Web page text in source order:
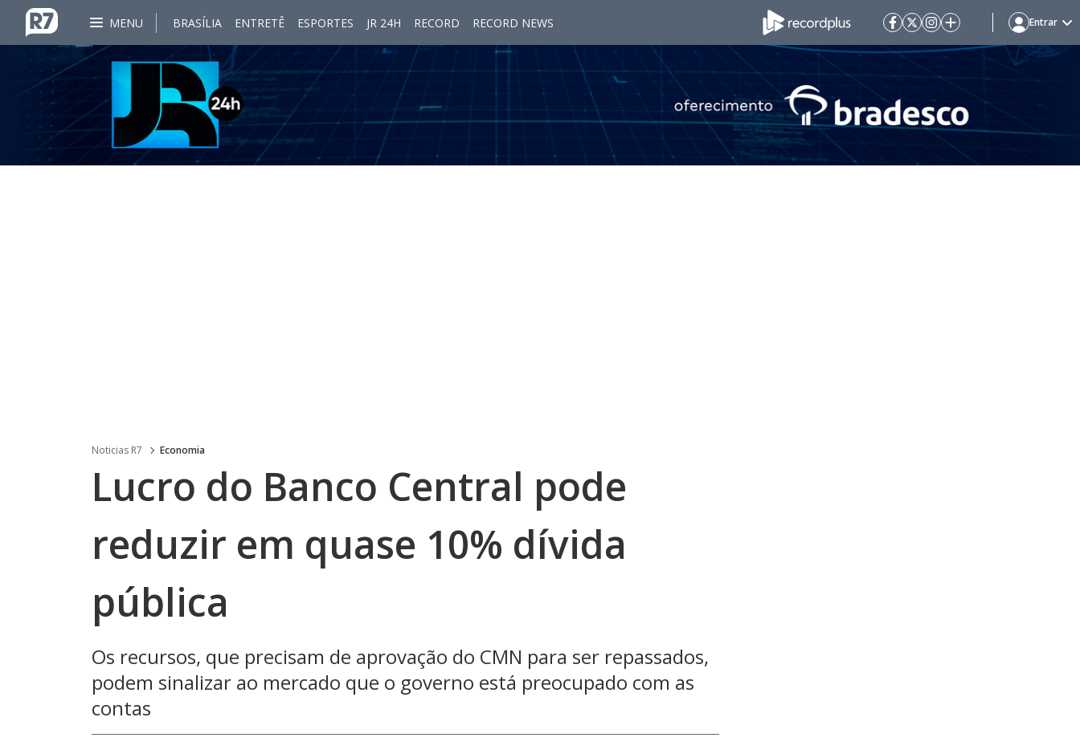
MENU BRASÍLIA ENTRETÊ ESPORTES JR 24H RECORD RECORD NEWS Entrar
Noticias R7 Economia
Lucro do Banco Central pode
reduzir em quase 10% dívida
pública
Os recursos, que precisam de aprovação do CMN para ser repassados,
podem sinalizar ao mercado que o governo está preocupado com as
contas